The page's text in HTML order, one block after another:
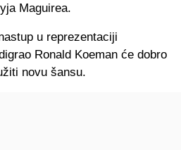
Maguirea.
u reprezentaciji
Ronald Koeman će dobro
novu šansu.